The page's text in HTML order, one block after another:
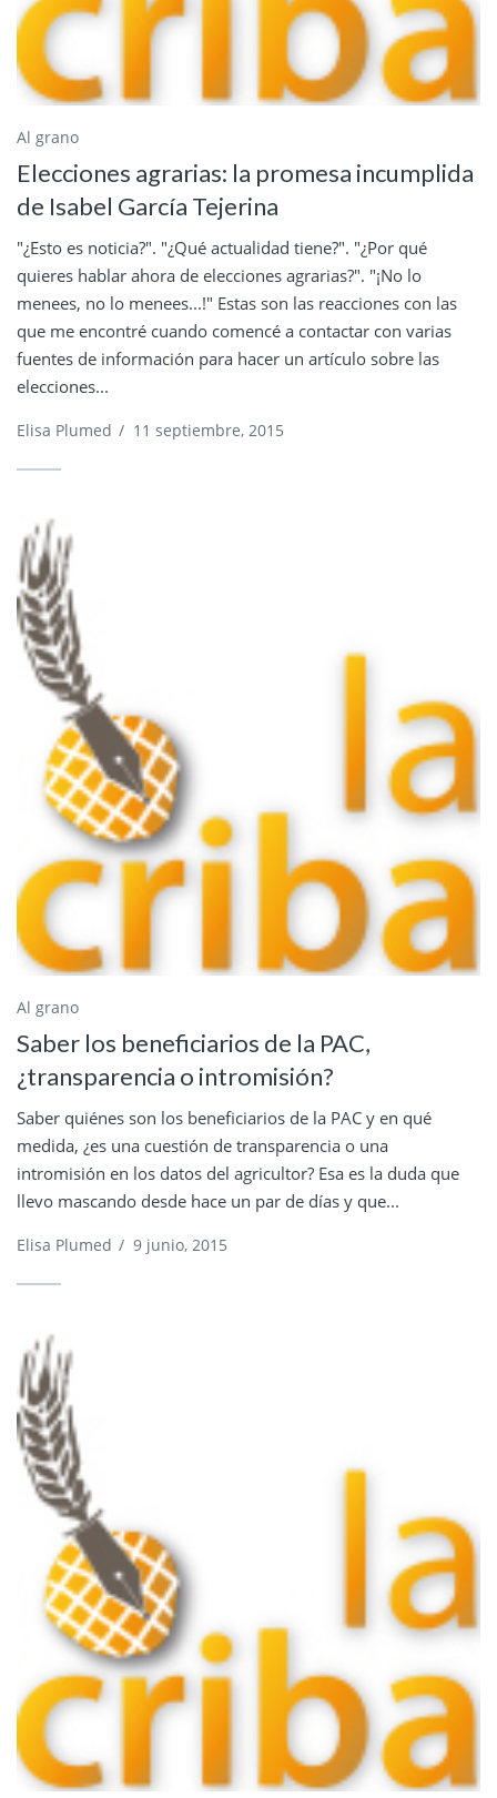
Al grano
Elecciones agrarias: la promesa incumplida
de Isabel García Tejerina
"¿Esto es noticia?". "¿Qué actualidad tiene?". "¿Por qué
quieres hablar ahora de elecciones agrarias?". "¡No lo
menees, no lo menees...!" Estas son las reacciones con las
que me encontré cuando comencé a contactar con varias
fuentes de información para hacer un artículo sobre las
elecciones...
Elisa Plumed / 11 septiembre, 2015
Al grano
Saber los beneficiarios de la PAC,
¿transparencia o intromisión?
Saber quiénes son los beneficiarios de la PAC y en qué
medida, ¿es una cuestión de transparencia o una
intromisión en los datos del agricultor? Esa es la duda que
llevo mascando desde hace un par de días y que...
Elisa Plumed / 9 junio, 2015